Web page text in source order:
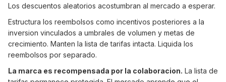
Los descuentos aleatorios acostumbran al mercado a esperar.
Estructura los reembolsos como incentivos posteriores a la
inversion vinculados a umbrales de volumen y metas de
crecimiento. Manten la lista de tarifas intacta. Liquida los
reembolsos por separado.
La marca es recompensada por la colaboracion. La lista de